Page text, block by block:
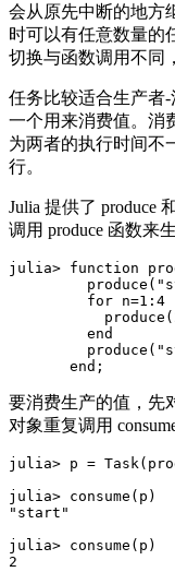
会从原先中断的地方
时可以有任意数量的
切换与函数调用不同
任务比较适合生产者
一个用来消费值。消
为两者的执行时间不
行。
Julia 提供了 produce
调用 produce 函数来
julia> function
         for n=1:4
         end
要消费生产的值，先
对象重复调用
julia> p =
julia> consume(p)
"start"
julia> consume(p)
2